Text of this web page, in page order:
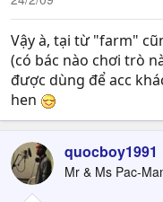
Vậy à, tại từ "farm"
(có bác nào chơi trò
được dùng để acc
hen
quocboy1991
Mr & Ms Pac-